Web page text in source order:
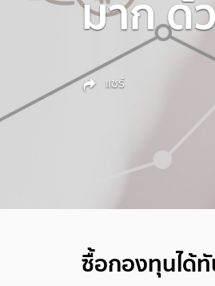
แชร์
ซื้อกองทุนได้ทั